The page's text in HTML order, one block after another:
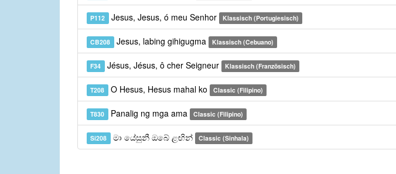
P112 Jesus, Jesus, ó meu Senhor Klassisch (Portugiesisch)
CB208 Jesus, labing gihigugma Klassisch (Cebuano)
F34 Jésus, Jésus, ô cher Seigneur Klassisch (Französisch)
T208 O Hesus, Hesus mahal ko Classic (Filipino)
T830 Panalig ng mga ama Classic (Filipino)
Si208 මා යේසුනී ඔබේ ළඟින් Classic (Sinhala)